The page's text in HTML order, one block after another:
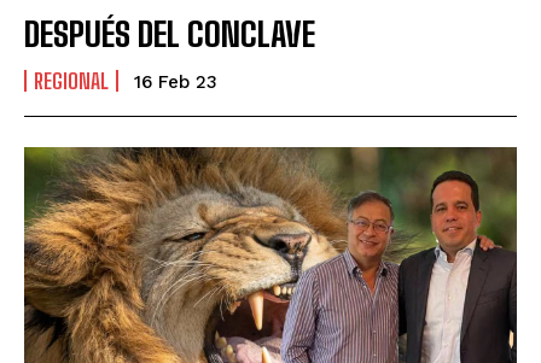
DESPUÉS DEL CONCLAVE
REGIONAL 16 Feb 23